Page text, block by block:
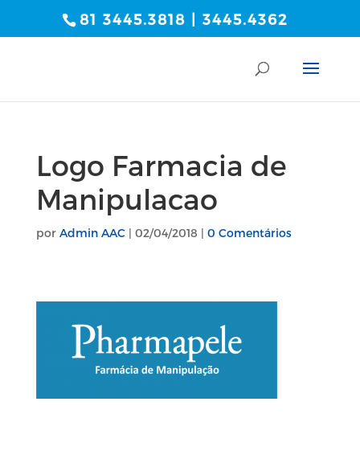
81 3445.3818 | 3445.4362
Logo Farmacia de
Manipulacao
por Admin AAC| 02/04/2018 | 0 Comentários